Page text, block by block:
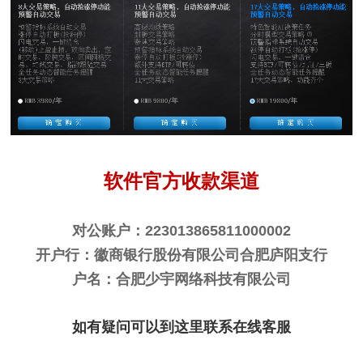
软件官方收款渠道
对公账户：223013865811000002
开户行：徽商银行股份有限公司合肥庐阳支行
户名：合肥少宇网络科技有限公司
如有疑问可以到这里联系在线客服